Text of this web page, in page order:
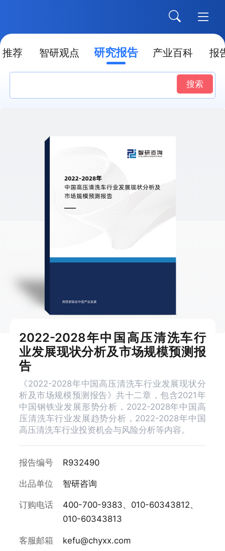
推荐 智研观点 研究报告 产业百科 报
搜索
2022-2028年中国高压清洗车行
业发展现状分析及市场规模预测报
告
《2022-2028年中国高压清洗车行业发展现状分
析及市场规模预测报告》共十二章，包含2021年
中国钢铁业发展形势分析，2022-2028年中国高
压清洗车行业发展趋势分析，2022-2028年中国
高压清洗车行业投资机会与风险分析等内容。
报告编号 R932490
出品单位 智研咨询
订购电话
400-700-9383、010-60343812、
010-60343813
客服邮箱 kefu@chyxx.com